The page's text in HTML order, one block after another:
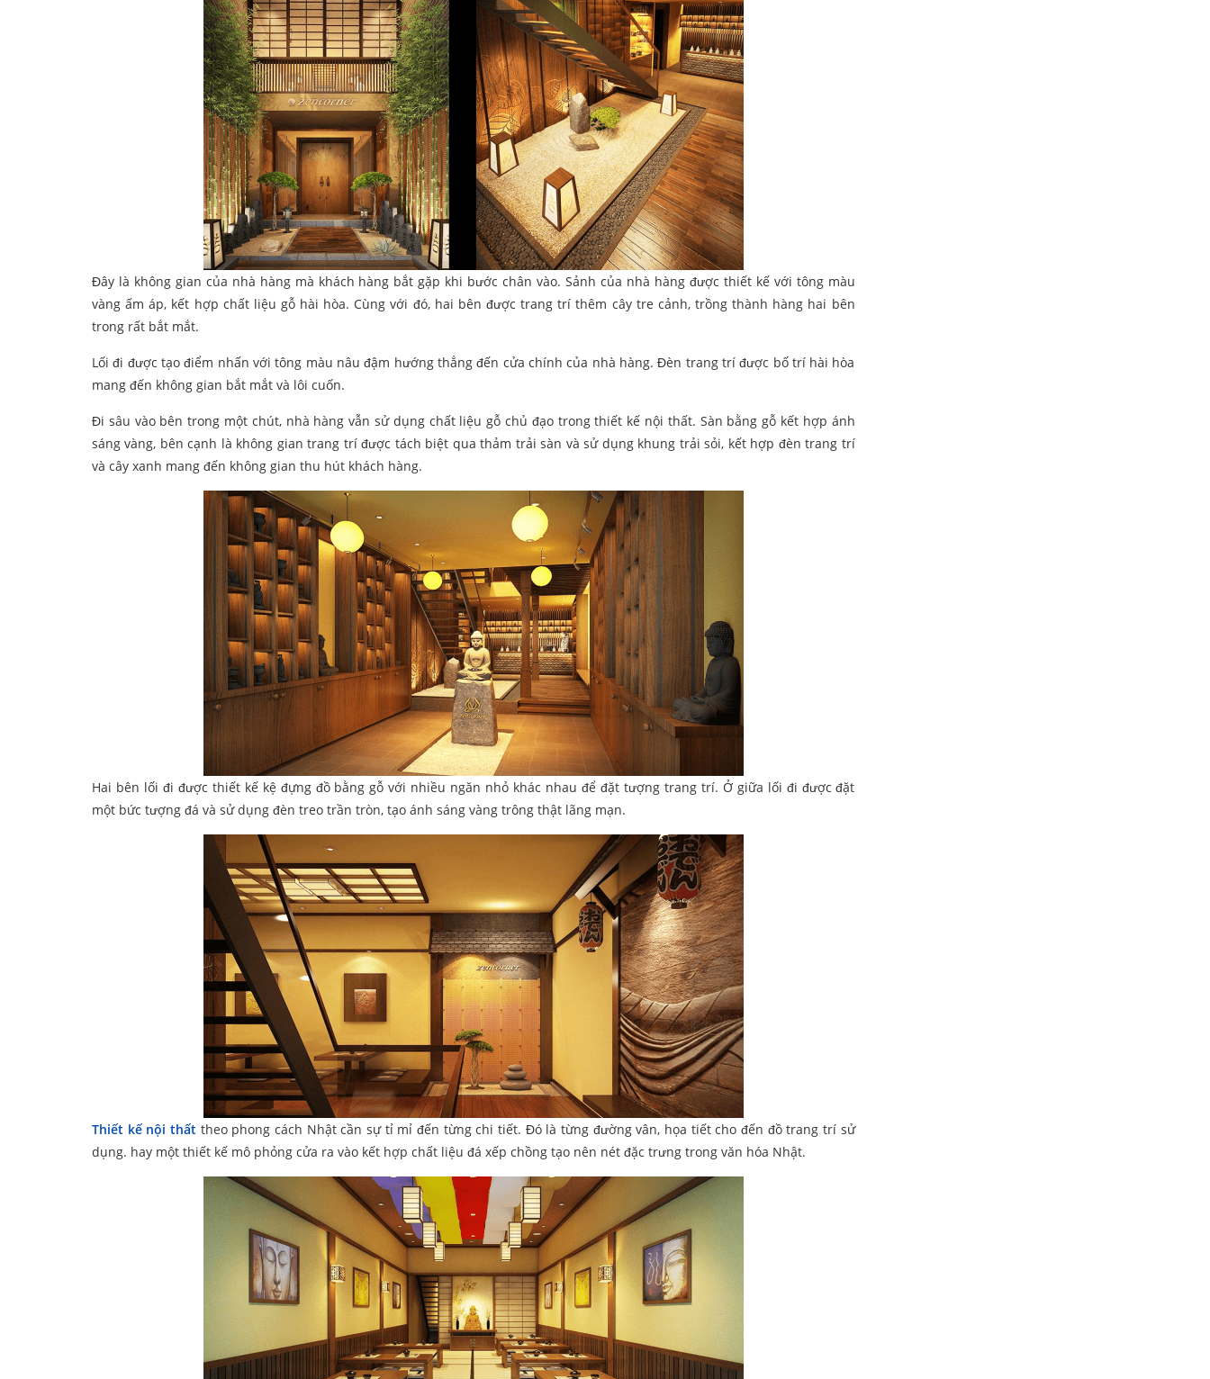
Đây là không gian của nhà hàng mà khách hàng bắt gặp khi bước chân vào. Sảnh của nhà hàng được thiết kế với tông màu
vàng ấm áp, kết hợp chất liệu gỗ hài hòa. Cùng với đó, hai bên được trang trí thêm cây tre cảnh, trồng thành hàng hai bên
trong rất bắt mắt.
Lối đi được tạo điểm nhấn với tông màu nâu đậm hướng thẳng đến cửa chính của nhà hàng. Đèn trang trí được bố trí hài hòa
mang đến không gian bắt mắt và lôi cuốn.
Đi sâu vào bên trong một chút, nhà hàng vẫn sử dụng chất liệu gỗ chủ đạo trong thiết kế nội thất. Sàn bằng gỗ kết hợp ánh
sáng vàng, bên cạnh là không gian trang trí được tách biệt qua thảm trải sàn và sử dụng khung trải sỏi, kết hợp đèn trang trí
và cây xanh mang đến không gian thu hút khách hàng.
Hai bên lối đi được thiết kế kệ đựng đồ bằng gỗ với nhiều ngăn nhỏ khác nhau để đặt tượng trang trí. Ở giữa lối đi được đặt
một bức tượng đá và sử dụng đèn treo trần tròn, tạo ánh sáng vàng trông thật lãng mạn.
Thiết kế nội thất theo phong cách Nhật cần sự tỉ mỉ đến từng chi tiết. Đó là từng đường vân, họa tiết cho đến đồ trang trí sử
dụng. hay một thiết kế mô phỏng cửa ra vào kết hợp chất liệu đá xếp chồng tạo nên nét đặc trưng trong văn hóa Nhật.